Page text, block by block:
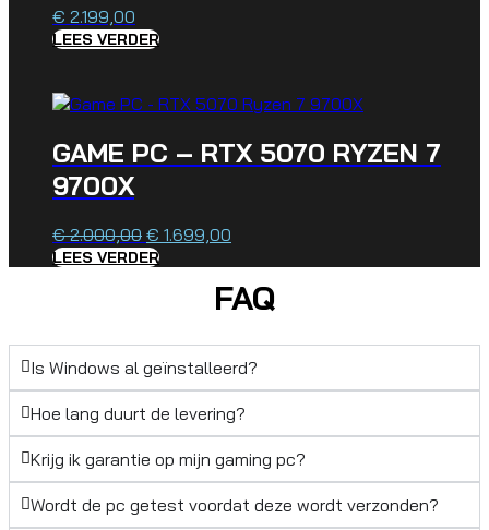
€ 2.199,00
LEES VERDER
GAME PC – RTX 5070 RYZEN 7
9700X
€2.000,00 Oorspronkelijke
prijs
€ 2.000,00.
€ 1.699,00
€ 1.699,00.
LEES VERDER
FAQ
Is Windows al geïnstalleerd?
Hoe lang duurt de levering?
Krijg ik garantie op mijn gaming pc?
Wordt de pc getest voordat deze wordt verzonden?